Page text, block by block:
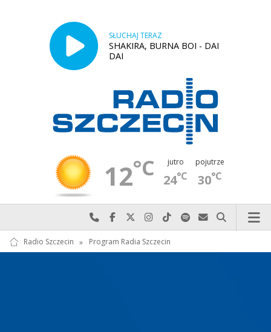
SŁUCHAJ TERAZ
SHAKIRA, BURNA BOI - DAI
DAI
12°C jutro
24°C
pojutrze
30°C
Najlepiej po prostu do nas zadzwoń
Odwiedź nas na Facebook-u
Odwiedź nas na X
Odwiedź nas na Instagram-ie
Odwiedź nas na TikTok-u
Szukaj nas na Spotify
Wyślij do nas
Szukaj
Radio Szczecin » Program Radia Szczecin